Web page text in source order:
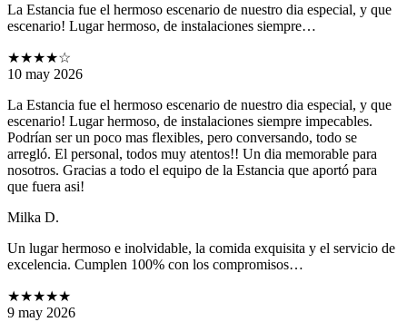
La Estancia fue el hermoso escenario de nuestro dia especial, y que
escenario! Lugar hermoso, de instalaciones siempre…
★★★★☆
10 may 2026
La Estancia fue el hermoso escenario de nuestro dia especial, y que
escenario! Lugar hermoso, de instalaciones siempre impecables.
Podrían ser un poco mas flexibles, pero conversando, todo se
arregló. El personal, todos muy atentos!! Un dia memorable para
nosotros. Gracias a todo el equipo de la Estancia que aportó para
que fuera asi!
Milka D.
Un lugar hermoso e inolvidable, la comida exquisita y el servicio de
excelencia. Cumplen 100% con los compromisos…
★★★★★
9 may 2026